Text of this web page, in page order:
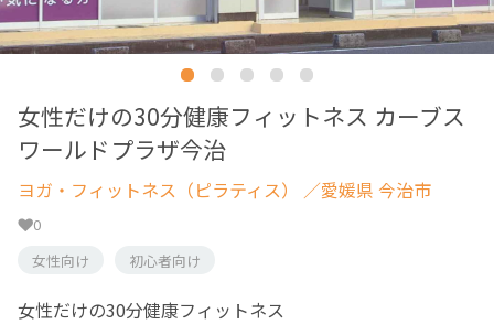
女性だけの30分健康フィットネス カーブス
ワールドプラザ今治
ヨガ・フィットネス（ピラティス） ／愛媛県 今治市
0
女性向け
初心者向け
女性だけの30分健康フィットネス